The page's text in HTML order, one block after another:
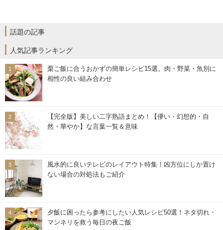
話題の記事
人気記事ランキング
栗ご飯に合うおかずの簡単レシピ15選。肉・野菜・魚別に
相性の良い組み合わせ
【完全版】美しい二字熟語まとめ！【儚い・幻想的・自
然・華やか】な言葉一覧＆意味
風水的に良いテレビのレイアウト特集！凶方位にしか置け
ない場合の対処法もご紹介
夕飯に困ったら参考にしたい人気レシピ50選！ネタ切れ・
マンネリを救う毎日の夜ご飯